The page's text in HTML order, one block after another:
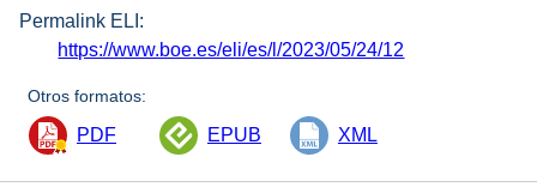
Permalink ELI:
https://www.boe.es/eli/es/l/2023/05/24/12
Otros formatos:
PDF EPUB XML